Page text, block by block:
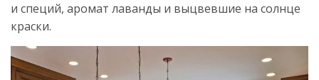
и специй, аромат лаванды и выцвевшие на солнце
краски.